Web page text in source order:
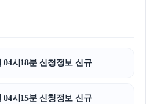
04시18분 신청정보 신규
04시15분 신청정보 신규